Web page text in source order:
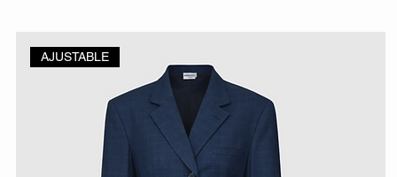
AJUSTABLE